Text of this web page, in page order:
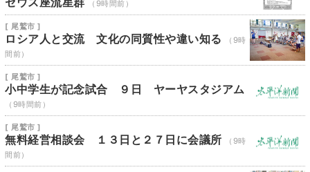
（9時間前）
[ 尾鷲市 ]
ロシア人と交流 文化の同質性や違い知る
（9時
間前）
[ 尾鷲市 ]
小中学生が記念試合 ９日 ヤーヤスタジアム
（9時間前）
[ 尾鷲市 ]
無料経営相談会 １３日と２７日に会議所
（9時
間前）